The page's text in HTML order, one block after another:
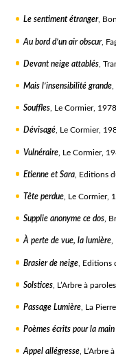
Le sentiment étranger,
Au bord d’un air obscur,
Devant neige attablés,
Mais l’insensibilité grande,
Souffles, Le Cormier,
Dévisagé, Le Cormier,
Vulnéraire, Le Cormier,
Etienne et Sara, Editions
Tête perdue, Le Cormier,
Supplie anonyme ce dos,
À perte de vue, la lumière,
Brasier de neige, Editions
Solstices, L’Arbre à
Passage Lumière, La
Poèmes écrits pour la main
Appel allégresse, L’Arbre